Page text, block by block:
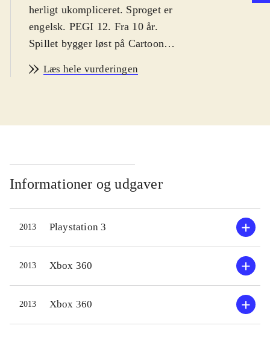
herligt ukompliceret. Sproget er
engelsk. PEGI 12. Fra 10 år.
Spillet bygger løst på Cartoon
navn. Handlingen udspiller sig
ukendte helte er i gang med en
har fx Batman og Superman. En
videnskabskvinde forsvinder under
en ekspedition, og det er Young
Justices opgave at finde hende. Et
ungt team af superhelte-aspiranter
samles, undersøger sagen og snart er
de blandet ind i en længere række
Læs hele vurderingen
Informationer og udgaver
2013 Playstation 3
2013 Xbox 360
2013 Xbox 360